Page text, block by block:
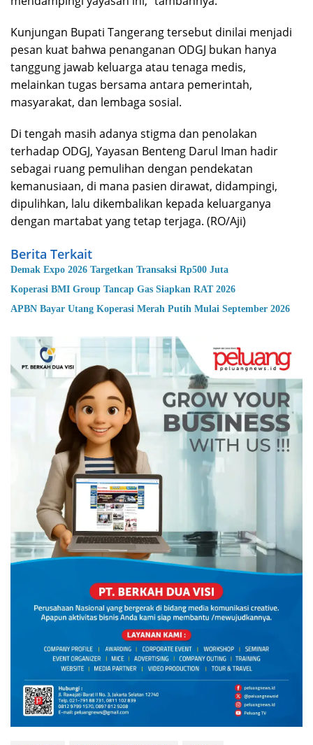
Kunjungan Bupati Tangerang tersebut dinilai menjadi
pesan kuat bahwa penanganan ODGJ bukan hanya
tanggung jawab keluarga atau tenaga medis,
melainkan tugas bersama antara pemerintah,
masyarakat, dan lembaga sosial.
Di tengah masih adanya stigma dan penolakan
terhadap ODGJ, Yayasan Benteng Darul Iman hadir
sebagai ruang pemulihan dengan pendekatan
kemanusiaan, di mana pasien dirawat, didampingi,
dipulihkan, lalu dikembalikan kepada keluarganya
dengan martabat yang tetap terjaga. (RO/Aji)
Berita Terkait
Demak Expo 2026 Targetkan Transaksi Rp500 Juta
Koperasi BMI Group Tancap Gas Siapkan RAT 2026
APBN Bayar Utang Koperasi Merah Putih Mulai September 2026